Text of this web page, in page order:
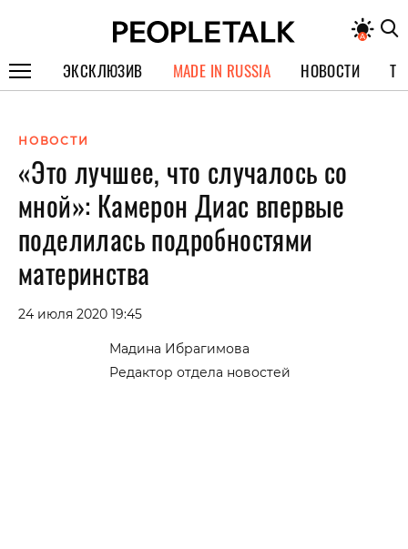
ЭКСКЛЮЗИВ
СПЕЦПРОЕКТЫ
ИНТЕРВЬЮ
ПОКОЛЕНИЕ
MADE IN RUSSIA НОВОСТИ
НОВОСТИ
«Это лучшее, что случалось со
мной»: Камерон Диас впервые
поделилась подробностями
материнства
24 июля 2020 19:45
Мадина Ибрагимова
Редактор отдела новостей